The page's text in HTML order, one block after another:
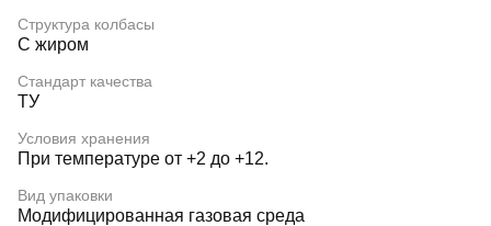
Структура колбасы
С жиром
Стандарт качества
ТУ
Условия хранения
При температуре от +2 до +12.
Вид упаковки
Модифицированная газовая среда